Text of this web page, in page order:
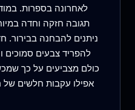
לאחרונה בספרות.
תגובה חזקה וחדה
ניתנים להבחנה
להפריד צבעים סמוכים
כולם מצביעים על כך
אפילו עקבות חלשים של